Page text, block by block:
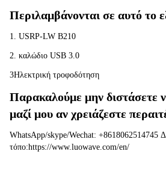
Περιλαμβάνονται σε αυτό το
1. USRP-LW B210
2. καλώδιο USB 3.0
3Ηλεκτρική τροφοδότηση
Παρακαλούμε μην διστάσετε
μαζί μου αν χρειάζεστε
WhatsApp/skype/Wechat: +8618062514745
τόπο:https://www.luowave.com/en/